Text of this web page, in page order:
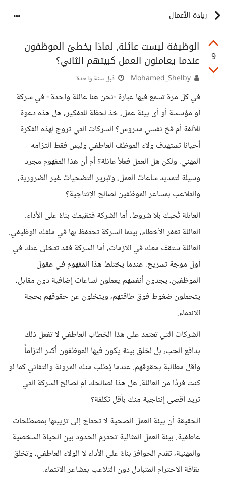
ريادة الأعمال
9
الوظيفة ليست عائلة, لماذا يخطئ الموظفون
عندما يعاملون العمل كبيتهم الثاني؟
قبل سنة واحدة
في كل مرة تسمع فيها عبارة -نحن هنا عائلة واحدة - في شركة
أو مؤسسة أو أى بيئة عمل، خذ لحظة للتفكير, هل هذه دعوة
للألفة أم فخ نفسي مدروس؟ الشركات التي تروج لهذه الفكرة
أحيانا تستهدف ولاء الموظف العاطفي وليس فقط التزامه
المهني. ولكن هل العمل فعلاً عائلة؟ أم أن هذا المفهوم مجرد
وسيلة لتمديد ساعات العمل، وتبرير التضحيات غير الضرورية،
والتلاعب بمشاعر الموظفين لصالح الإنتاجية؟
العائلة تُحبك بلا شروط، أما الشركة فتقيمك بناءً على الأداء.
العائلة تغفر الأخطاء، بينما الشركة تحتفظ بها في ملفك الوظيفي.
العائلة ستقف معك في الأزمات، أما الشركة فقد تتخلى عنك في
أول موجة تسريح. عندما يختلط هذا المفهوم في عقول
الموظفين، يجدون أنفسهم يعملون لساعات إضافية دون مقابل،
يتحملون ضغوط فوق طاقتهم، ويتخلون عن حقوقهم بحجة
الانتماء.
الشركات التي تعتمد على هذا الخطاب العاطفي لا تفعل ذلك
بدافع الحب، بل لخلق بيئة يكون فيها الموظفون أكثر التزاماً
وأقل مطالبة بحقوقهم. عندما يُطلب منك المرونة والتفاني كما لو
كنت فردًا من العائلة، هل هذا لصالحك أم لصالح الشركة التي
تريد أقصى إنتاجية منك بأقل تكلفة؟
الحقيقة أن بيئة العمل الصحية لا تحتاج إلى تزيينها بمصطلحات
عاطفية. بيئة العمل المثالية تحترم الحدود بين الحياة الشخصية
والمهنية، تقدم الحوافز بناءً على الأداء لا الولاء العاطفي، وتخلق
ثقافة الاحترام المتبادل دون التلاعب بمشاعر الانتماء.